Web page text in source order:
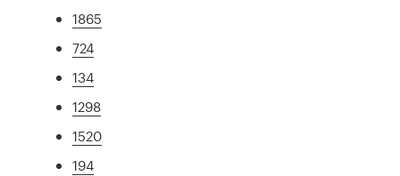
1865
724
134
1298
1520
194